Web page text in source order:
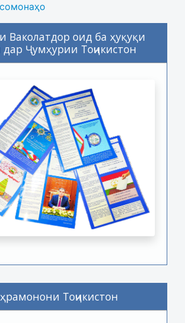
Ваколатдор оид ба ҳуқуқи
Ҷумҳурии Тоҷикистон
Тоҷикистон